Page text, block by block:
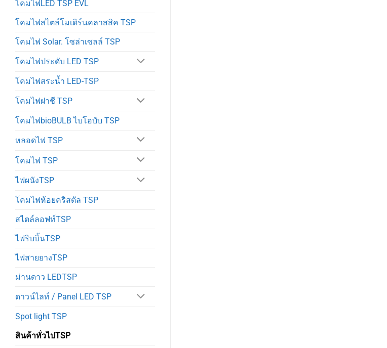
โคมไฟLED TSP EVL
โคมไฟสไตล์โมเดิร์นคลาสสิค TSP
โคมไฟ Solar. โซล่าเซลล์ TSP
โคมไฟประดับ LED TSP
โคมไฟสระน้ำ LED-TSP
โคมไฟฝาชี TSP
โคมไฟbioBULB ไบโอบับ TSP
หลอดไฟ TSP
โคมไฟ TSP
ไฟผนังTSP
โคมไฟห้อยคริสตัล TSP
สไตล์ลอฟท์TSP
ไฟริบบิ้นTSP
ไฟสายยางTSP
ม่านดาว LEDTSP
ดาวน์ไลท์ / Panel LED TSP
Spot light TSP
สินค้าทั่วไปTSP